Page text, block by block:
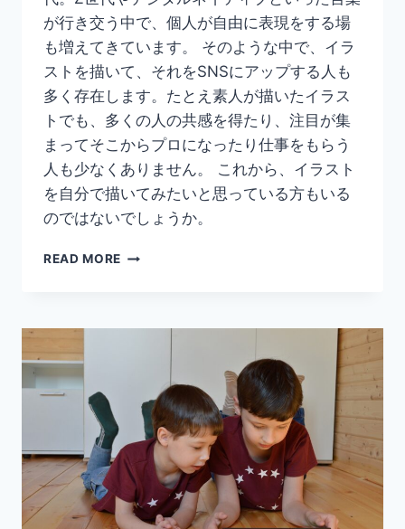
が行き交う中で、個人が自由に表現をする場
も増えてきています。 そのような中で、イラ
ストを描いて、それをSNSにアップする人も
多く存在します。たとえ素人が描いたイラス
トでも、多くの人の共感を得たり、注目が集
まってそこからプロになったり仕事をもらう
人も少なくありません。 これから、イラスト
を自分で描いてみたいと思っている方もいる
のではないでしょうか。
READ MORE 【ペ
初
見】
タ
ブ
練
習
の